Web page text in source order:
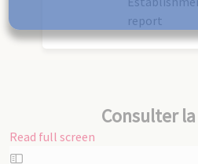
report
Consulter
Read full screen
Skip